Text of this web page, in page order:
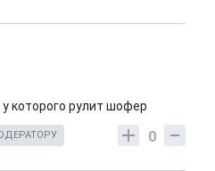
которого рулит шофер
0